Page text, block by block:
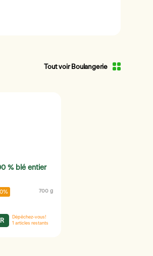
Tout voir Boulangerie
% blé entier
700 g
Dépêchez-vous!
1 articles restants